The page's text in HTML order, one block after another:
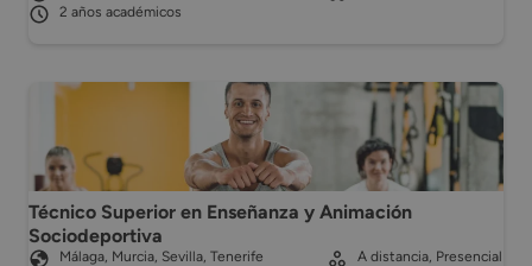
2 años académicos
Técnico Superior en Enseñanza y Animación
Sociodeportiva
Málaga, Murcia, Sevilla, Tenerife
A distancia, Presencial